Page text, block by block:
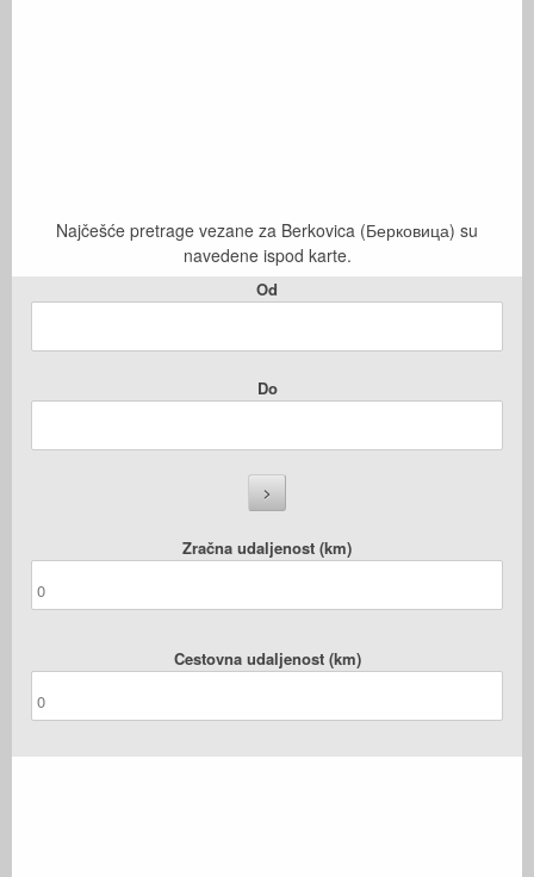
Najčešće pretrage vezane za Berkovica (Берковица) su
navedene ispod karte.
Od
Do
Zračna udaljenost (km)
Cestovna udaljenost (km)